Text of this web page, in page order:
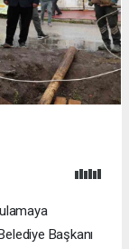
Başkanı